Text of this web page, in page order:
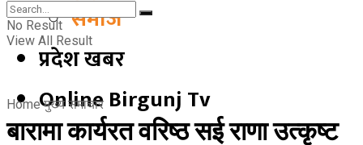
समाज
प्रदेश खबर
Online Birgunj Tv
No Result
View All Result
Home मुख्य समाचार
बारामा कार्यरत वरिष्ठ सई राणा उत्कृष्ट